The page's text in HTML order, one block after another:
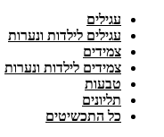
עגילים
עגילים לילדות ונערות
צמידים
צמידים לילדות ונערות
טבעות
תליונים
כל התכשיטים